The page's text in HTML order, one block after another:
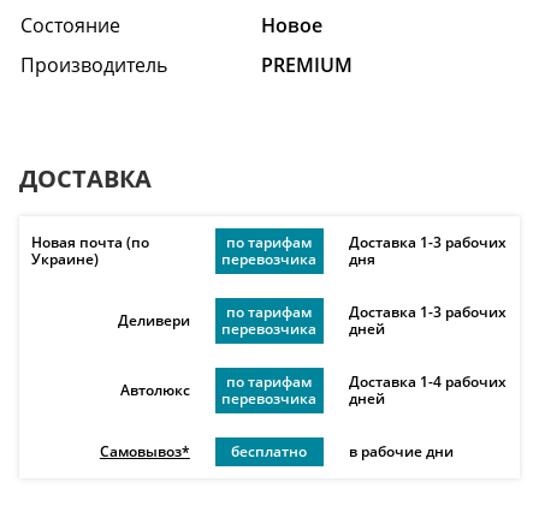
Состояние
Hовое
Производитель
PREMIUM
ДОСТАВКА
Новая почта (по
Украине)
по тарифам
перевозчика
Доставка 1-3 рабочих
дня
Деливери
по тарифам
перевозчика
Доставка 1-3 рабочих
дней
Автолюкс
по тарифам
перевозчика
Доставка 1-4 рабочих
дней
Самовывоз* бесплатно в рабочие дни